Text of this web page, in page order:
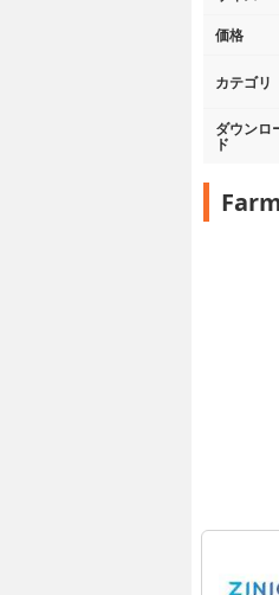
価格
カテゴリ
ダウンロ
ド